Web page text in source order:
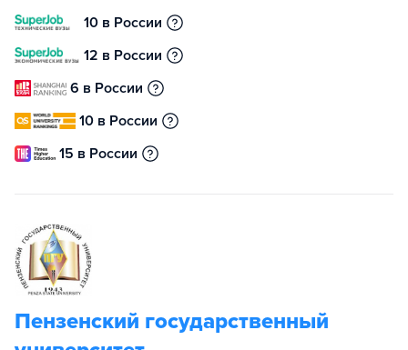
10 в России
12 в России
6 в России
10 в России
15 в России
Пензенский государственный